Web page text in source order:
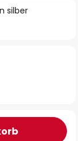
silber